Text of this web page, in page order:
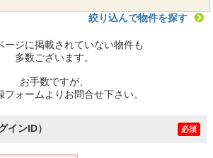
絞り込んで物件を探す
ージに掲載されていない物件も
多数ございます。
お手数ですが、
フォームよりお問合せ下さい。
インID） 必須